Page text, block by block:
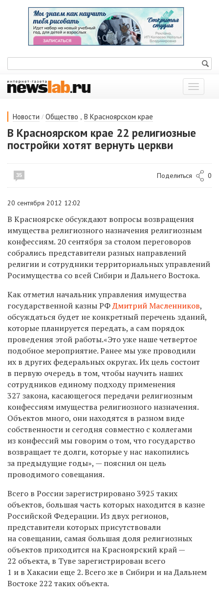
Показать
меню
Новости / Общество , В Красноярском крае
В Красноярском крае 22 религиозные
постройки хотят вернуть церкви
35 Поделиться 0
20 сентября 2012 12:02
В Красноярске обсуждают вопросы возвращения
имущества религиозного назначения религиозным
конфессиям. 20 сентября за столом переговоров
собрались представители разных направлений
религии и сотрудники территориальных управлений
Росимущества со всей Сибири и Дальнего Востока.
Как отметил начальник управления имущества
государственной казны РФДмитрий Масленников,
обсуждаться будет не конкретный перечень зданий,
которые планируется передать, а сам порядок
проведения этой работы.«Это уже наше четвертое
подобное мероприятие. Ранее мы уже проводили
их в других федеральных округах. Их цель состоит
в первую очередь в том, чтобы научить наших
сотрудников единому подходу применения
327 закона, касающегося передачи религиозным
конфессиям имущества религиозного назначения.
Объектов много, они находятся в разном виде
собственности и сегодня совместно с коллегами
из конфессий мы говорим о том, что государство
возвращает те долги, которые у нас накопились
за предыдущие годы», — пояснил он цель
проводимого совещания.
Всего в России зарегистрировано 3925 таких
объектов, большая часть которых находится в казне
Российской Федерации. Из двух регионов,
представители которых присутствовали
на совещании, самая большая доля религиозных
объектов приходится на Красноярский край —
22 объекта, в Туве зарегистрирован всего
1 и в Хакасии еще 2. Всего же в Сибири и на Дальнем
Востоке 222 таких объекта.